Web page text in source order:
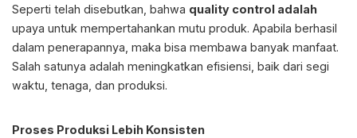
Seperti telah disebutkan, bahwa quality control adalah
upaya untuk mempertahankan mutu produk. Apabila berhasil
dalam penerapannya, maka bisa membawa banyak manfaat.
Salah satunya adalah meningkatkan efisiensi, baik dari segi
waktu, tenaga, dan produksi.
Proses Produksi Lebih Konsisten